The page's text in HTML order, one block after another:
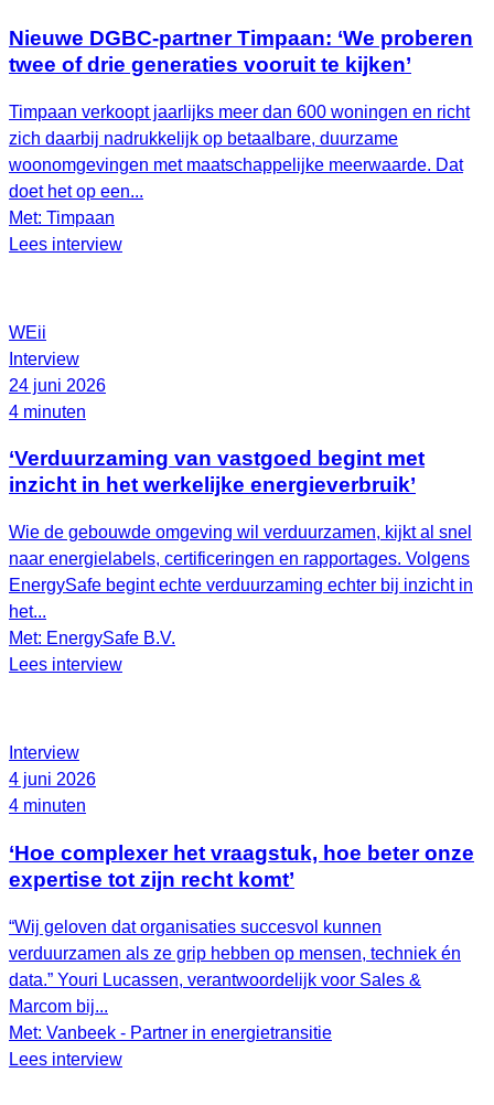
Nieuwe DGBC-partner Timpaan: ‘We proberen
twee of drie generaties vooruit te kijken’
Timpaan verkoopt jaarlijks meer dan 600 woningen en richt
zich daarbij nadrukkelijk op betaalbare, duurzame
woonomgevingen met maatschappelijke meerwaarde. Dat
doet het op een...
Met: Timpaan
Lees interview
WEii
Interview
24 juni 2026
4 minuten
‘Verduurzaming van vastgoed begint met
inzicht in het werkelijke energieverbruik’
Wie de gebouwde omgeving wil verduurzamen, kijkt al snel
naar energielabels, certificeringen en rapportages. Volgens
EnergySafe begint echte verduurzaming echter bij inzicht in
het...
Met: EnergySafe B.V.
Lees interview
Interview
4 juni 2026
4 minuten
‘Hoe complexer het vraagstuk, hoe beter onze
expertise tot zijn recht komt’
“Wij geloven dat organisaties succesvol kunnen
verduurzamen als ze grip hebben op mensen, techniek én
data.” Youri Lucassen, verantwoordelijk voor Sales &
Marcom bij...
Met: Vanbeek - Partner in energietransitie
Lees interview